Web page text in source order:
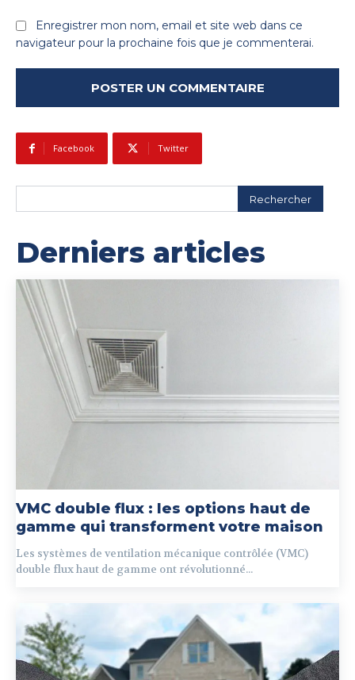
Enregistrer mon nom, email et site web dans ce
navigateur pour la prochaine fois que je commenterai.
Facebook Twitter
Rechercher
Derniers articles
VMC double flux : les options haut de
gamme qui transforment votre maison
Les systèmes de ventilation mécanique contrôlée (VMC)
double flux haut de gamme ont révolutionné...